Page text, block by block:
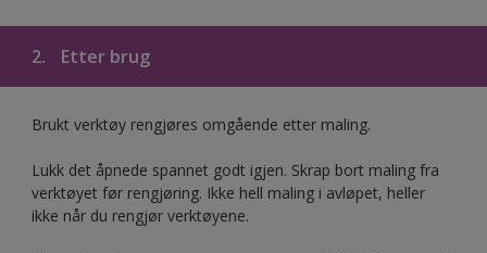
2. Etter brug
Brukt verktøy rengjøres omgående etter maling.
Lukk det åpnede spannet godt igjen. Skrap bort maling fra
verktøyet før rengjøring. Ikke hell maling i avløpet, heller
ikke når du rengjør verktøyene.